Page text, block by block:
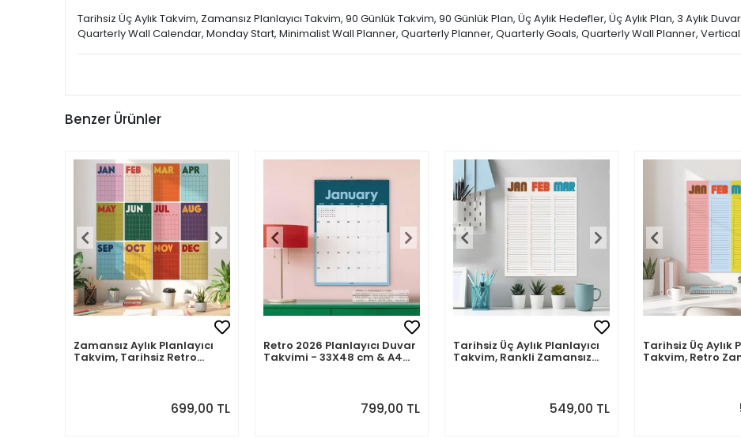
Tarihsiz Üç Aylık Takvim, Zamansız Planlayıcı Takvim, 90 Günlük Takvim, 90 Günlük Plan, Üç Aylık Hedefler, Üç Aylık Plan, 3 Aylık
Quarterly Wall Calendar, Monday Start, Minimalist Wall Planner, Quarterly Planner, Quarterly Goals, Quarterly Wall Planner,
Benzer Ürünler
Zamansız Aylık Planlayıcı
Takvim, Tarihsiz Retro
699,00 TL
Retro 2026 Planlayıcı Duvar
Takvimi - 33X48 cm & A4
799,00 TL
Tarihsiz Üç Aylık Planlayıcı
Takvim, Rankli Zamansız
549,00 TL
Tarihsiz Üç Aylık
Takvim, Retro